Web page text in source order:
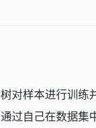
对样本进行训练
过自己在数据集